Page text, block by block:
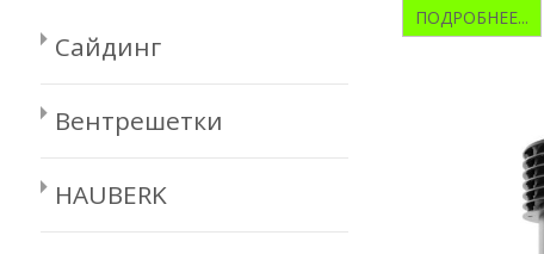
ПОДРОБНЕЕ...
Сайдинг
Вентрешетки
HAUBERK